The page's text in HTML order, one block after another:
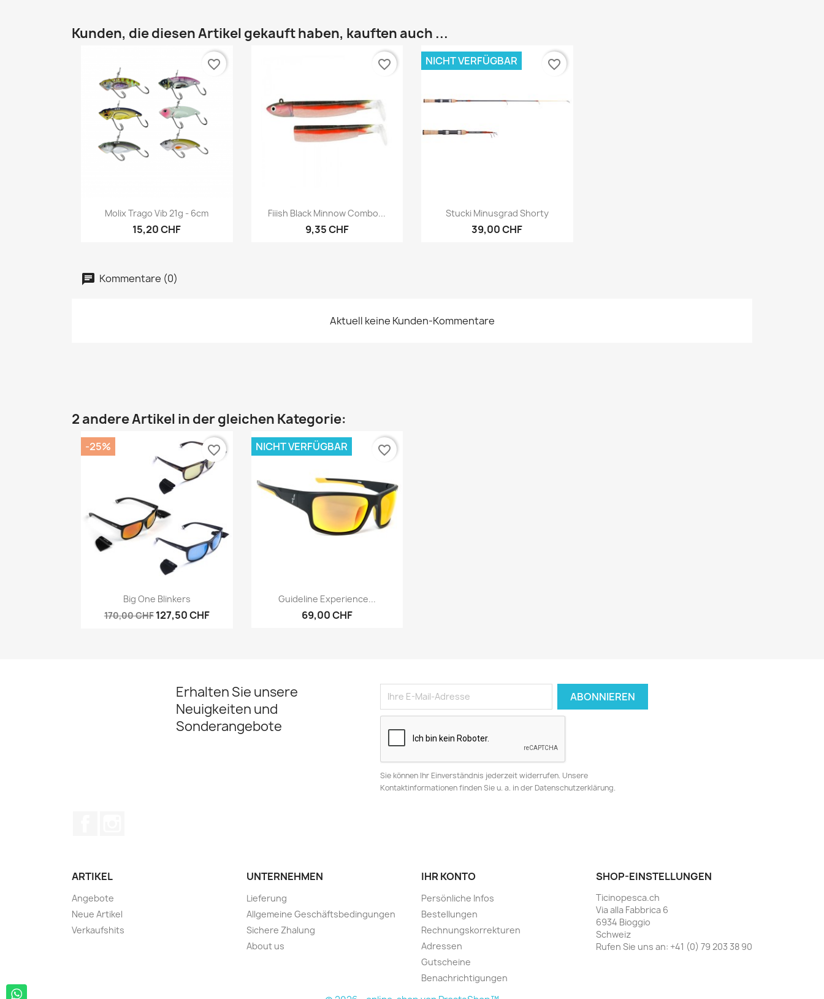
Kunden, die diesen Artikel gekauft haben, kauften auch ...
Vorschau
Molix Trago Vib 21g - 6cm
15,20 CHF
favorite_border
Vorschau
Fiiish Black Minnow Combo...
9,35 CHF
favorite_border
Vorschau
Stucki Minusgrad Shorty
39,00 CHF
NICHT VERFÜGBAR favorite_border
Kommentare (0)
Aktuell keine Kunden-Kommentare
2 andere Artikel in der gleichen Kategorie:
Vorschau
Big One Blinkers
170,00 CHF 127,50 CHF
-25% favorite_border
Vorschau
Guideline Experience...
69,00 CHF
NICHT VERFÜGBAR favorite_border
Erhalten Sie unsere
Neuigkeiten und
Sonderangebote
Sie können Ihr Einverständnis jederzeit widerrufen. Unsere
Kontaktinformationen finden Sie u. a. in der Datenschutzerklärung.
ARTIKEL
Angebote
Neue Artikel
Verkaufshits
UNTERNEHMEN
Lieferung
Allgemeine Geschäftsbedingungen
Sichere Zhalung
About us
IHR KONTO
Persönliche Infos
Bestellungen
Rechnungskorrekturen
Adressen
Gutscheine
Benachrichtigungen
SHOP-EINSTELLUNGEN
Ticinopesca.ch
Via alla Fabbrica 6
6934 Bioggio
Schweiz
Rufen Sie uns an: +41 (0) 79 203 38 90